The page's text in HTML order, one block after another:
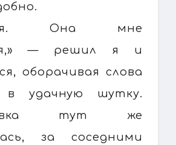
Она мне
— решил я и
оборачивая слова
в удачную шутку.
тут же
за соседними